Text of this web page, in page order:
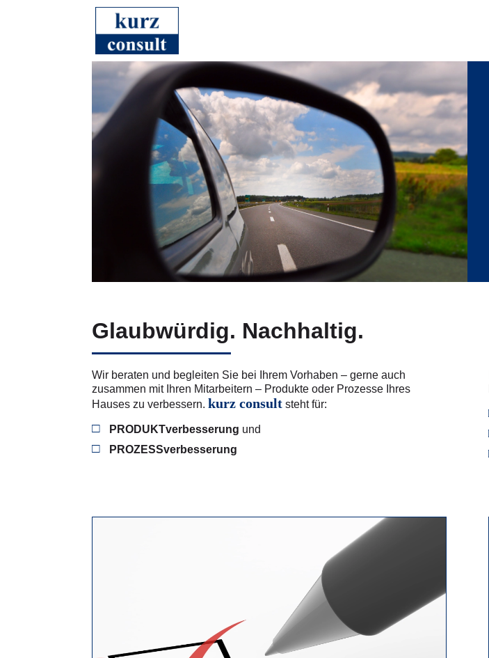
Glaubwürdig. Nachhaltig.
Wir beraten und begleiten Sie bei Ihrem Vorhaben – gerne auch
zusammen mit Ihren Mitarbeitern – Produkte oder Prozesse Ihres
Hauses zu verbessern. kurz consult steht für:
PRODUKTverbesserung und
PROZESSverbesserung